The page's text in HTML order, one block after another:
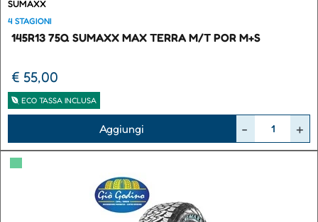
SUMAXX
4 STAGIONI
145R13 75Q SUMAXX MAX TERRA M/T POR M+S
€ 55,00
ECO TASSA INCLUSA
Aggiungi
▀